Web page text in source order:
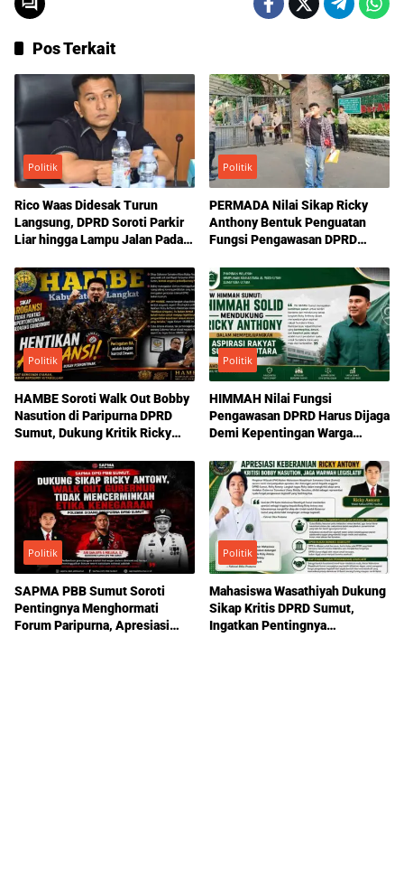
Pos Terkait
Politik
Rico Waas Didesak Turun
Langsung, DPRD Soroti Parkir
Liar hingga Lampu Jalan Padam
Politik
PERMADA Nilai Sikap Ricky
Anthony Bentuk Penguatan
Fungsi Pengawasan DPRD
Politik
HAMBE Soroti Walk Out Bobby
Nasution di Paripurna DPRD
Sumut, Dukung Kritik Ricky
Politik
HIMMAH Nilai Fungsi
Pengawasan DPRD Harus Dijaga
Demi Kepentingan Warga
Politik
SAPMA PBB Sumut Soroti
Pentingnya Menghormati
Forum Paripurna, Apresiasi
Politik
Mahasiswa Wasathiyah Dukung
Sikap Kritis DPRD Sumut,
Ingatkan Pentingnya